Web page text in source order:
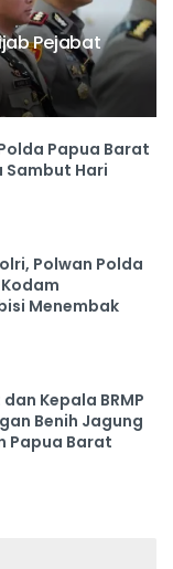
Pejabat
Papua Barat
Sambut Hari
Polwan Polda
Menembak
Kepala BRMP
Benih Jagung
Papua Barat